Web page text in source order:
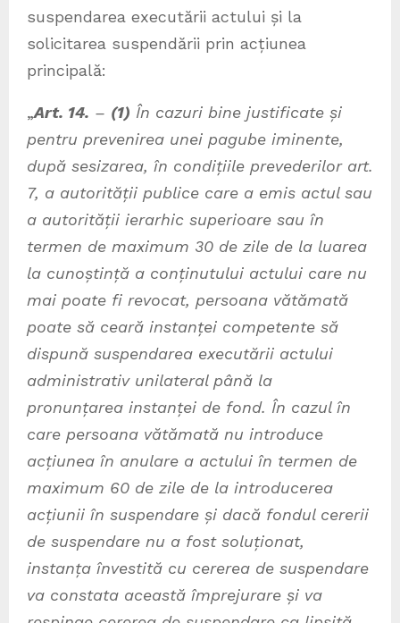
suspendarea executării actului și la
solicitarea suspendării prin acțiunea
principală:
„Art. 14. – (1) În cazuri bine justificate și
pentru prevenirea unei pagube iminente,
după sesizarea, în condițiile prevederilor art.
7, a autorității publice care a emis actul sau
a autorității ierarhic superioare sau în
termen de maximum 30 de zile de la luarea
la cunoștință a conținutului actului care nu
mai poate fi revocat, persoana vătămată
poate să ceară instanței competente să
dispună suspendarea executării actului
administrativ unilateral până la
pronunțarea instanței de fond. În cazul în
care persoana vătămată nu introduce
acțiunea în anulare a actului în termen de
maximum 60 de zile de la introducerea
acțiunii în suspendare și dacă fondul cererii
de suspendare nu a fost soluționat,
instanța învestită cu cererea de suspendare
va constata această împrejurare și va